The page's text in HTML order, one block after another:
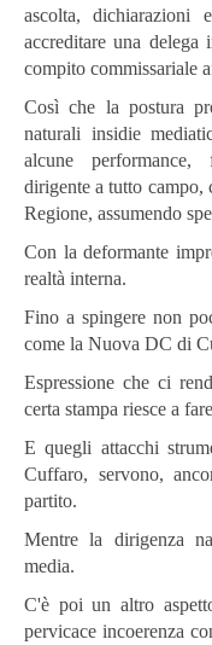
ascolta, dichiarazioni
accreditare una
compito commissariale
Così che la postura
naturali insidie
alcune performance,
dirigente a tutto
Regione, assumendo
Con la deformante
realtà interna.
Fino a spingere non
come la Nuova DC di
Espressione che ci
certa stampa riesce a
E quegli attacchi
Cuffaro, servono,
partito.
Mentre la dirigenza
media.
C'è poi un altro
pervicace incoerenza